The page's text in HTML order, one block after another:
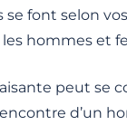
font selon
hommes et
peut se
d’un